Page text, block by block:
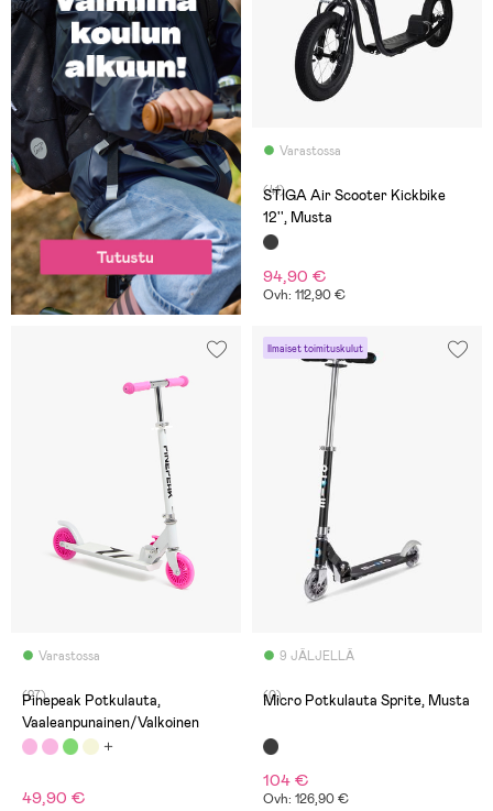
Varastossa
(41)
STIGA Air Scooter Kickbike
12'', Musta
94,90 €
Ovh: 112,90 €
Varastossa
(27)
Pinepeak Potkulauta,
Vaaleanpunainen/Valkoinen
49,90 €
Ilmaiset toimituskulut
9 JÄLJELLÄ
(0)
Micro Potkulauta Sprite, Musta
104 €
Ovh: 126,90 €